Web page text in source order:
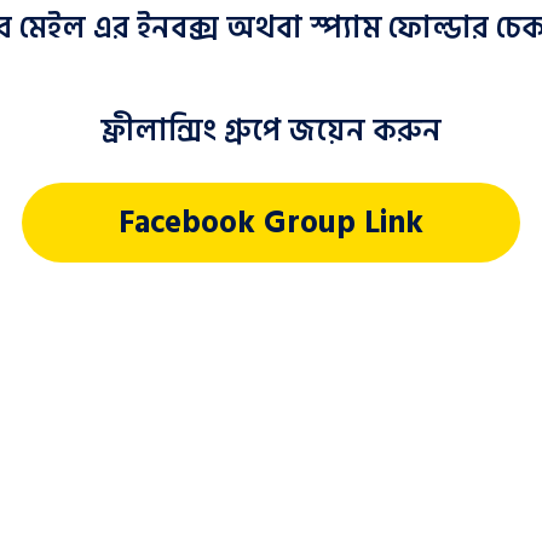
এর ইনবক্স অথবা স্প্যাম ফোল্ডার
ফ্রীলান্সিং গ্রুপে জয়েন করুন
Facebook Group Link